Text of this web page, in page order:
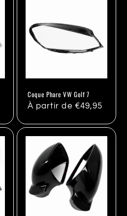
Coque Phare VW Golf 7
Prix
À partir de €49,95